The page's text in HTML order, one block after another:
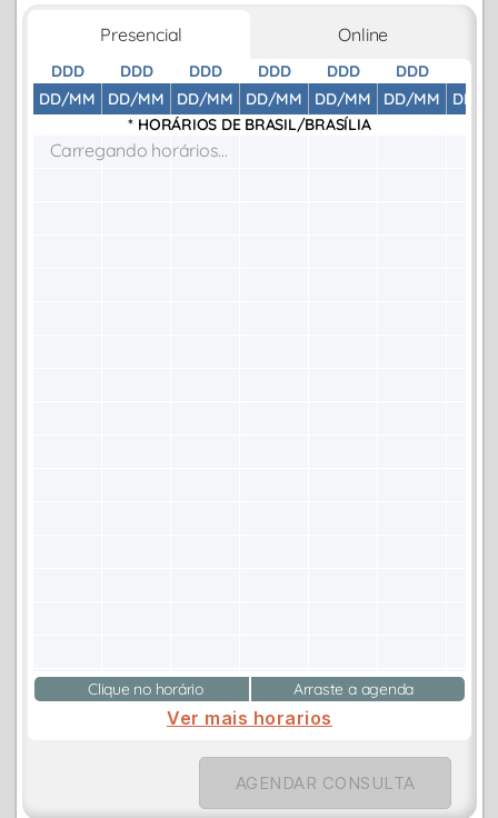
Presencial Online
DDD
DD/MM
DDD
DD/MM
DDD
DD/MM
DDD
DD/MM
DDD
DD/MM
DDD
DD/MM
DD/
* HORÁRIOS DE BRASIL/BRASÍLIA
Carregando horários...
Clique no horário Arraste a agenda
Ver mais horarios
AGENDAR CONSULTA